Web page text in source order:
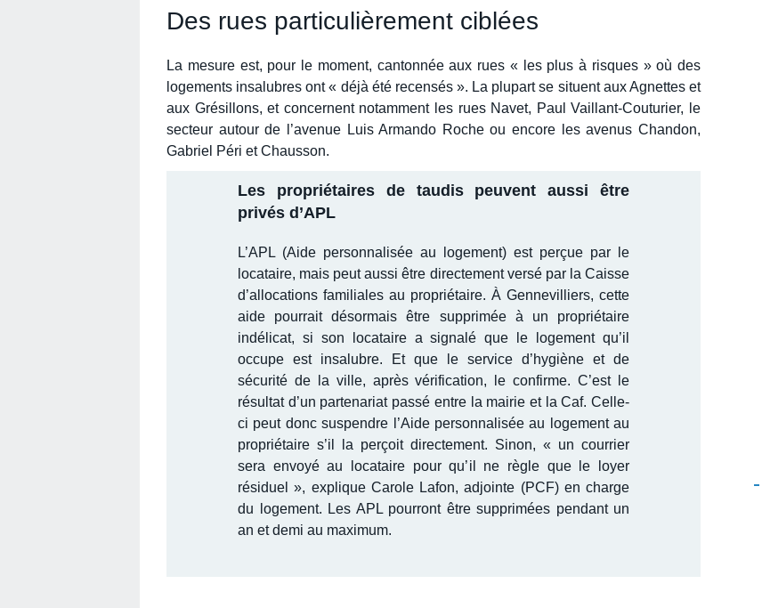
Des rues particulièrement ciblées
La mesure est, pour le moment, cantonnée aux rues « les plus à risques » où des
logements insalubres ont « déjà été recensés ». La plupart se situent aux Agnettes et
aux Grésillons, et concernent notamment les rues Navet, Paul Vaillant-Couturier, le
secteur autour de l’avenue Luis Armando Roche ou encore les avenus Chandon,
Gabriel Péri et Chausson.
Les propriétaires de taudis peuvent aussi être
privés d’APL
L’APL (Aide personnalisée au logement) est perçue par le
locataire, mais peut aussi être directement versé par la Caisse
d’allocations familiales au propriétaire. À Gennevilliers, cette
aide pourrait désormais être supprimée à un propriétaire
indélicat, si son locataire a signalé que le logement qu’il
occupe est insalubre. Et que le service d’hygiène et de
sécurité de la ville, après vérification, le confirme. C’est le
résultat d’un partenariat passé entre la mairie et la Caf. Celle-
ci peut donc suspendre l’Aide personnalisée au logement au
propriétaire s’il la perçoit directement. Sinon, « un courrier
sera envoyé au locataire pour qu’il ne règle que le loyer
résiduel », explique Carole Lafon, adjointe (PCF) en charge
du logement. Les APL pourront être supprimées pendant un
an et demi au maximum.